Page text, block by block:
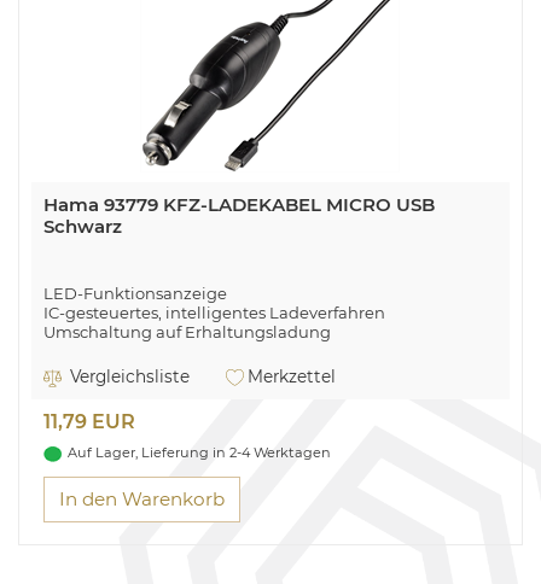
Hama 93779 KFZ-LADEKABEL MICRO USB
Schwarz
LED-Funktionsanzeige
IC-gesteuertes, intelligentes Ladeverfahren
Umschaltung auf Erhaltungsladung
z.B. für TomTom Geräte Serie Via
Vergleichsliste Merkzettel
11,79 EUR
Auf Lager, Lieferung in 2-4 Werktagen
In den Warenkorb